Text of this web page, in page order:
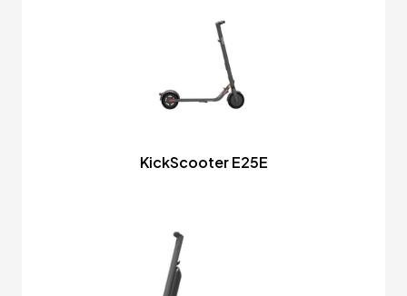
KickScooter E25E